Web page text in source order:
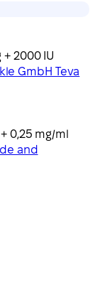
2000 IU
GmbH Teva
0,25 mg/ml
and